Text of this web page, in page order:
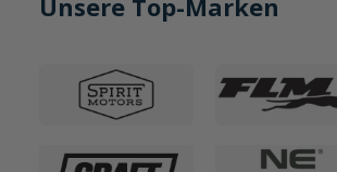
Unsere Top-Marken